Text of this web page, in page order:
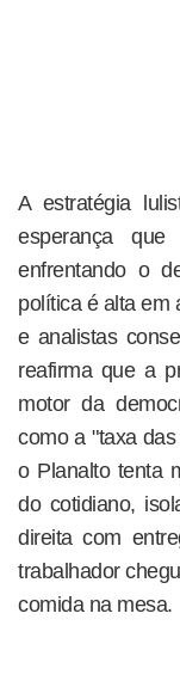
A estratégia
esperança que
enfrentando o
política é alta em
e analistas
reafirma que a
motor da
como a "taxa
o Planalto tenta
do cotidiano,
direita com
trabalhador
comida na mesa.